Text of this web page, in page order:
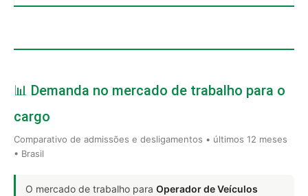
📊 Demanda no mercado de trabalho para o
cargo
Comparativo de admissões e desligamentos • últimos 12 meses
• Brasil
O mercado de trabalho para Operador de Veículos